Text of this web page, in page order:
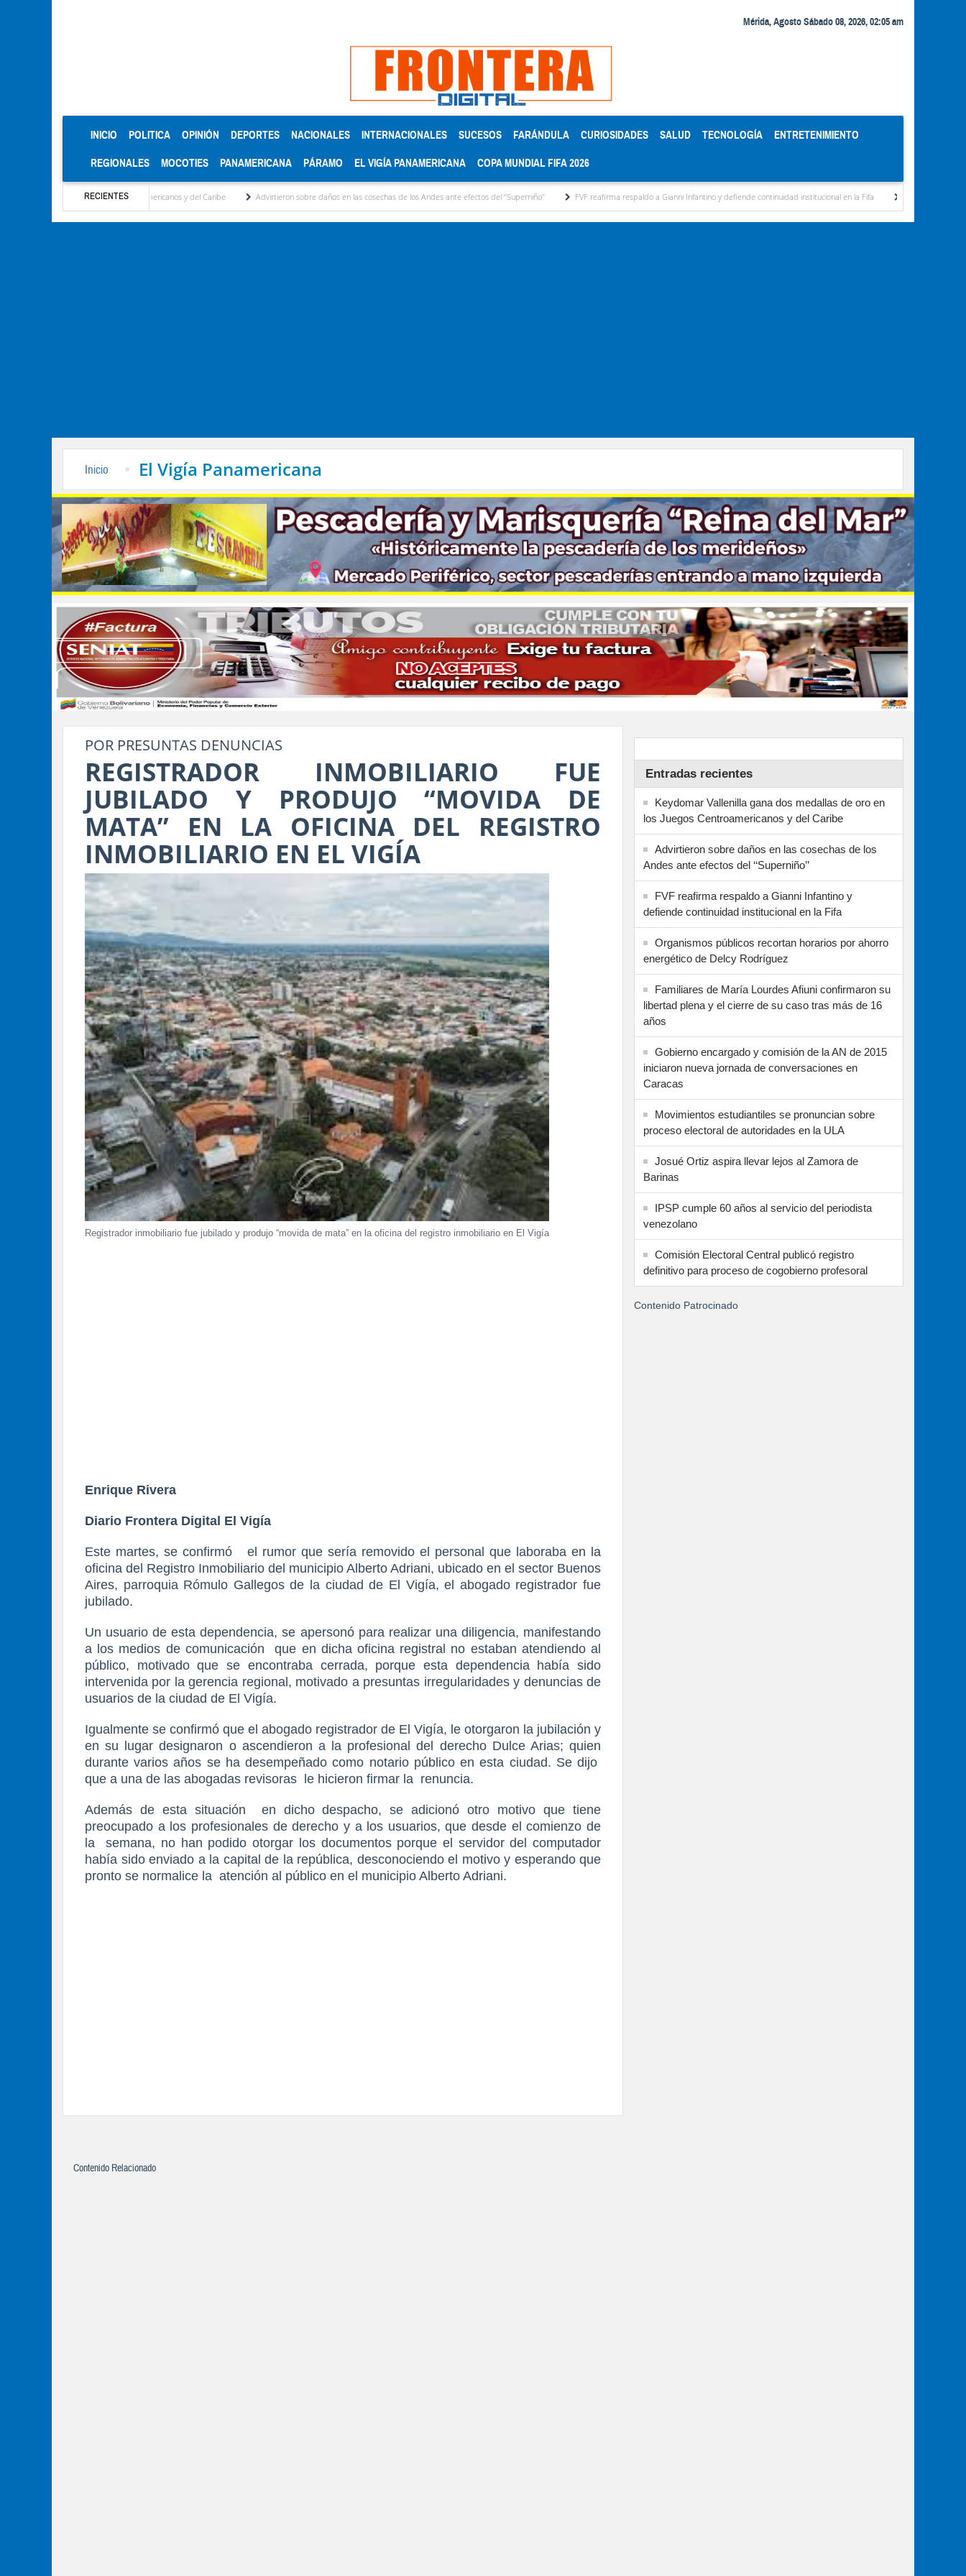
Mérida, Agosto Sábado 08, 2026, 02:05 am
INICIO (CURRENT)
POLITICA OPINIÓN DEPORTES NACIONALES INTERNACIONALES SUCESOS FARÁNDULA CURIOSIDADES SALUD TECNOLOGÍA ENTRETENIMIENTO
REGIONALES MOCOTIES PANAMERICANA PÁRAMO EL VIGÍA PANAMERICANA COPA MUNDIAL FIFA 2026
RECIENTES
en los Juegos Centroamericanos y del Caribe Advirtieron sobre daños en las cosechas de los Andes ante efectos del ‘‘Superniño’’ FVF reafirma respaldo a Gianni Infantino y defiende continuidad institucional en la Fifa Organismos públicos recortan
Inicio El Vigía Panamericana
POR PRESUNTAS DENUNCIAS
REGISTRADOR INMOBILIARIO FUE
JUBILADO Y PRODUJO “MOVIDA DE
MATA” EN LA OFICINA DEL REGISTRO
INMOBILIARIO EN EL VIGÍA
Registrador inmobiliario fue jubilado y produjo “movida de mata” en la oficina del registro inmobiliario en El Vigía
Enrique Rivera
Diario Frontera Digital El Vigía
Este martes, se confirmó
el rumor que sería removido el personal que laboraba en la
oficina del Registro Inmobiliario del municipio Alberto Adriani, ubicado en el sector Buenos
Aires, parroquia Rómulo Gallegos de la ciudad de El Vigía, el abogado registrador fue
jubilado.
Un usuario de esta dependencia, se apersonó para realizar una diligencia, manifestando
a los medios de comunicación
que en dicha oficina registral no estaban atendiendo al
público, motivado que se encontraba cerrada, porque esta dependencia había sido
intervenida por la gerencia regional, motivado a presuntas irregularidades y denuncias de
usuarios de la ciudad de El Vigía.
Igualmente se confirmó que el abogado registrador de El Vigía, le otorgaron la jubilación y
en su lugar designaron o ascendieron a la profesional del derecho Dulce Arias; quien
durante varios años se ha desempeñado como notario público en esta ciudad. Se dijo
que a una de las abogadas revisoras le hicieron firmar la renuncia.
Además de esta situación
en dicho despacho, se adicionó otro motivo que tiene
preocupado a los profesionales de derecho y a los usuarios, que desde el comienzo de
la
semana, no han podido otorgar los documentos porque el servidor del computador
había sido enviado a la capital de la república, desconociendo el motivo y esperando que
pronto se normalice la atención al público en el municipio Alberto Adriani.
Entradas recientes
Keydomar Vallenilla gana dos medallas de oro en
los Juegos Centroamericanos y del Caribe
Advirtieron sobre daños en las cosechas de los
Andes ante efectos del ‘‘Superniño’’
FVF reafirma respaldo a Gianni Infantino y
defiende continuidad institucional en la Fifa
Organismos públicos recortan horarios por ahorro
energético de Delcy Rodríguez
Familiares de María Lourdes Afiuni confirmaron su
libertad plena y el cierre de su caso tras más de 16
años
Gobierno encargado y comisión de la AN de 2015
iniciaron nueva jornada de conversaciones en
Caracas
Movimientos estudiantiles se pronuncian sobre
proceso electoral de autoridades en la ULA
Josué Ortiz aspira llevar lejos al Zamora de
Barinas
IPSP cumple 60 años al servicio del periodista
venezolano
Comisión Electoral Central publicó registro
definitivo para proceso de cogobierno profesoral
Contenido Patrocinado
Contenido Relacionado